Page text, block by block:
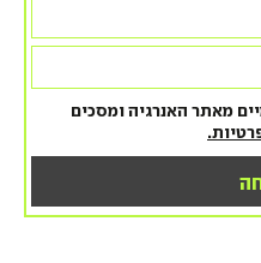
מאתר האנרגיה ומסכים